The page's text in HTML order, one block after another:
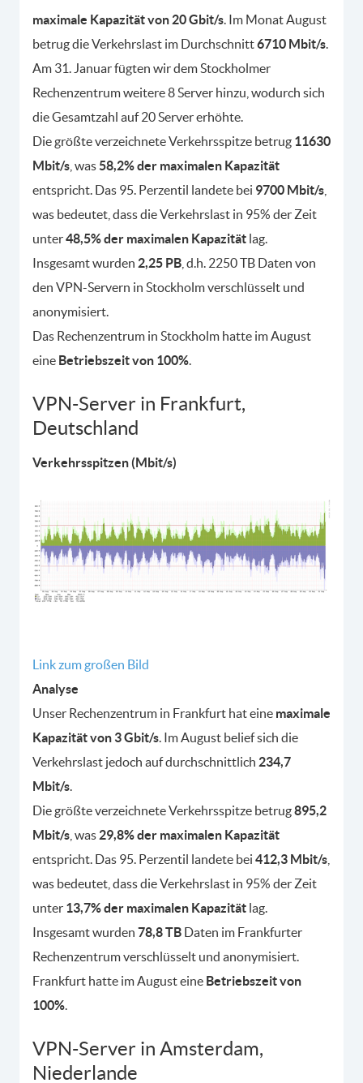
maximale Kapazität von 20 Gbit/s. Im Monat August
betrug die Verkehrslast im Durchschnitt6710 Mbit/s.
Am 31. Januar fügten wir dem Stockholmer
Rechenzentrum weitere 8 Server hinzu, wodurch sich
die Gesamtzahl auf 20 Server erhöhte.
Die größte verzeichnete Verkehrsspitze betrug 11630
Mbit/s , was58,2% der maximalen Kapazität
entspricht. Das 95. Perzentil landete bei 9700 Mbit/s
was bedeutet, dass die Verkehrslast in 95% der Zeit
unter48,5% der maximalen Kapazität lag.
Insgesamt wurden 2,25 PB , d.h. 2250 TB Daten von
den VPN-Servern in Stockholm verschlüsselt und
anonymisiert.
Das Rechenzentrum in Stockholm hatte im August
eine Betriebszeit von 100%.
VPN-Server in Frankfurt,
Deutschland
Verkehrsspitzen (Mbit/s)
Link zum großen Bild
Analyse
Unser Rechenzentrum in Frankfurt hat eine maximale
Kapazität von 3 Gbit/s . Im August belief sich die
Verkehrslast jedoch auf durchschnittlich 234,7
Mbit/s
Die größte verzeichnete Verkehrsspitze betrug895,2
Mbit/s , was 29,8% der maximalen Kapazität
entspricht. Das 95. Perzentil landete bei 412,3 Mbit/s
was bedeutet, dass die Verkehrslast in 95% der Zeit
unter 13,7% der maximalen Kapazität lag.
Insgesamt wurden 78,8 TB Daten im Frankfurter
Rechenzentrum verschlüsselt und anonymisiert.
Frankfurt hatte im August eine Betriebszeit von
100%
VPN-Server in Amsterdam,
Niederlande